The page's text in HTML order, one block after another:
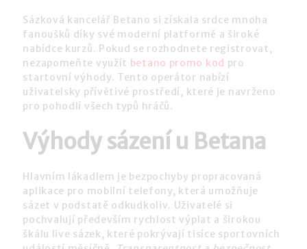
Sázková kancelář Betano si získala srdce mnoha
fanoušků díky své moderní platformě a široké
nabídce kurzů. Pokud se rozhodnete registrovat,
nezapomeňte využít betano promo kod pro
startovní výhody. Tento operátor nabízí
uživatelsky přívětivé prostředí, které je navrženo
pro pohodlí všech typů hráčů.
Výhody sázení u Betana
Hlavním lákadlem je bezpochyby propracovaná
aplikace pro mobilní telefony, která umožňuje
sázet v podstatě odkudkoliv. Uživatelé si
pochvalují především rychlost výplat a širokou
škálu live sázek, které pokrývají tisíce sportovních